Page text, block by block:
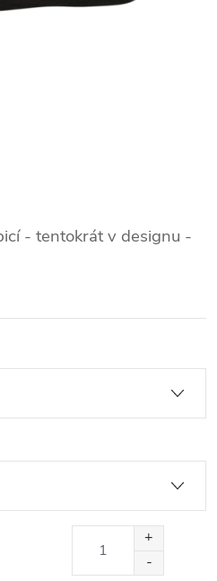
- tentokrát v designu -